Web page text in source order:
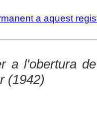
a aquest
a l'obertura
(1942)